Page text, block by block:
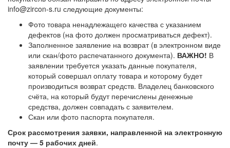
info@zircon-s.ru следующие документы:
Фото товара ненадлежащего качества с указанием
дефектов (на фото должен просматриваться дефект).
Заполненное заявление на возврат (в электронном виде
или скан/фото распечатанного документа). ВАЖНО! В
заявлении требуется указать данные покупателя,
который совершал оплату товара и которому будет
производиться возврат средств. Владелец банковского
счёта, на который будут перечислены денежные
средства, должен совпадать с заявителем.
Скан или фото паспорта покупателя.
Срок рассмотрения заявки, направленной на электронную
почту — 5 рабочих дней.